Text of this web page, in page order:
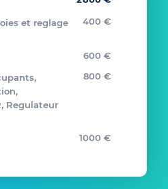
et reglage
400 €
600 €
Regulateur
800 €
1000 €